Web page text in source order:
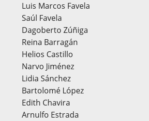
Luis Marcos Favela
Saúl Favela
Dagoberto Zúñiga
Reina Barragán
Helios Castillo
Narvo Jiménez
Lidia Sánchez
Bartolomé López
Edith Chavira
Arnulfo Estrada